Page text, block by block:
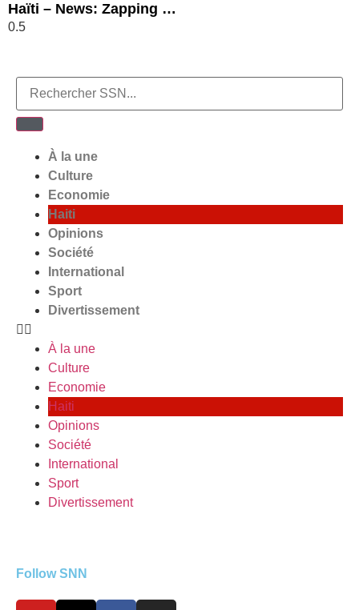
Haïti – News: Zapping …
À la une
Culture
Economie
Haiti
Opinions
Société
International
Sport
Divertissement
À la une
Culture
Economie
Haiti
Opinions
Société
International
Sport
Divertissement
Follow SNN